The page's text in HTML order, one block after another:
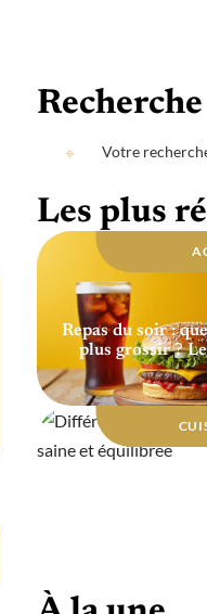
Recherche
Les plus
Repas du soir :
plus grossir ?